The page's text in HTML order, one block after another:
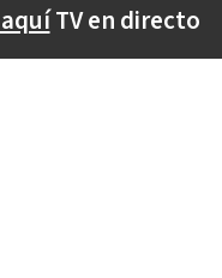
TV en directo